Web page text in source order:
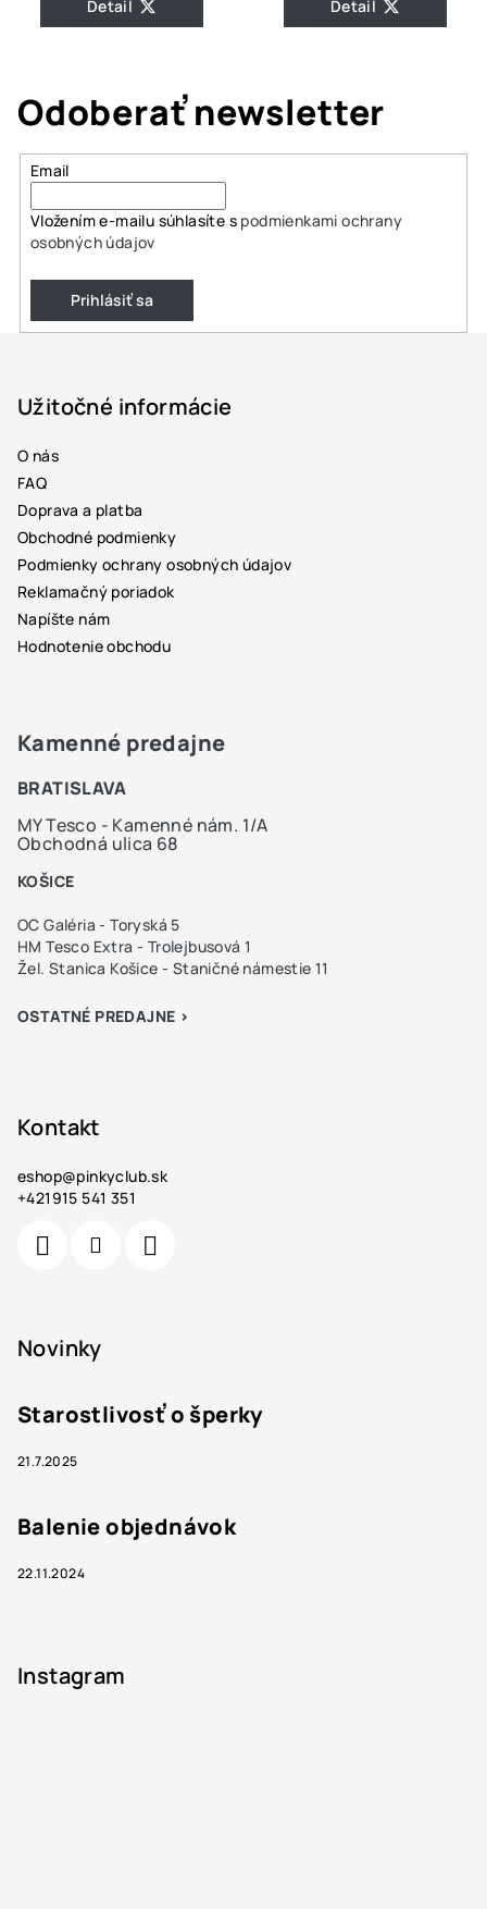
Detail Detail
Odoberať newsletter
Email
Vložením e-mailu súhlasíte s podmienkami ochrany
osobných údajov
Prihlásiť sa
Užitočné informácie
O nás
FAQ
Doprava a platba
Obchodné podmienky
Podmienky ochrany osobných údajov
Reklamačný poriadok
Napíšte nám
Hodnotenie obchodu
Kamenné predajne
BRATISLAVA
MY Tesco - Kamenné nám. 1/A
Obchodná ulica 68
KOŠICE
OC Galéria - Toryská 5
HM Tesco Extra - Trolejbusová 1
Žel. Stanica Košice - Staničné námestie 11
OSTATNÉ PREDAJNE >
Kontakt
eshop@pinkyclub.sk
+421915 541 351
Novinky
Starostlivosť o šperky
21.7.2025
Balenie objednávok
22.11.2024
Instagram